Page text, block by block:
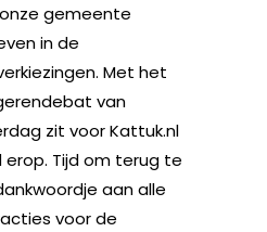
gemeente
in de
Met het
van
zit voor Kattuk.nl
Tijd om terug te
aan alle
voor de